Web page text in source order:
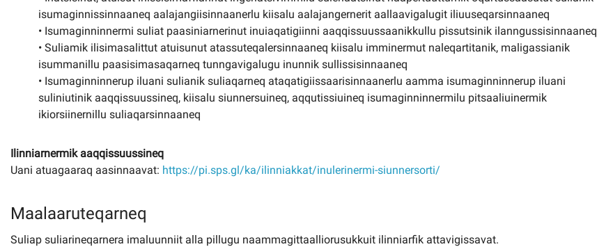
isumaginnissinnaaneq aalajangiisinnaanerlu kiisalu aalajangernerit aallaavigalugit iliuuseqarsinnaaneq
• Isumaginninnermi suliat paasiniarnerinut inuiaqatigiinni aaqqissuussaanikkullu pissutsinik ilanngussisinnaaneq
• Suliamik ilisimasalittut atuisunut atassuteqalersinnaaneq kiisalu imminermut naleqartitanik, maligassianik
isummanillu paasisimasaqarneq tunngavigalugu inunnik sullissisinnaaneq
• Isumaginninnerup iluani sulianik suliaqarneq ataqatigiissaarisinnaanerlu aamma isumaginninnerup iluani
suliniutinik aaqqissuussineq, kiisalu siunnersuineq, aqqutissiuineq isumaginninnermilu pitsaaliuinermik
ikiorsiinernillu suliaqarsinnaaneq
Ilinniarnermik aaqqissuussineq
Uani atuagaaraq aasinnaavat: https://pi.sps.gl/ka/ilinniakkat/inulerinermi-siunnersorti/
Maalaaruteqarneq
Suliap suliarineqarnera imaluunniit alla pillugu naammagittaalliorusukkuit ilinniarfik attavigissavat.